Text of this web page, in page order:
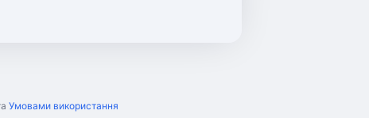
Умовами використання